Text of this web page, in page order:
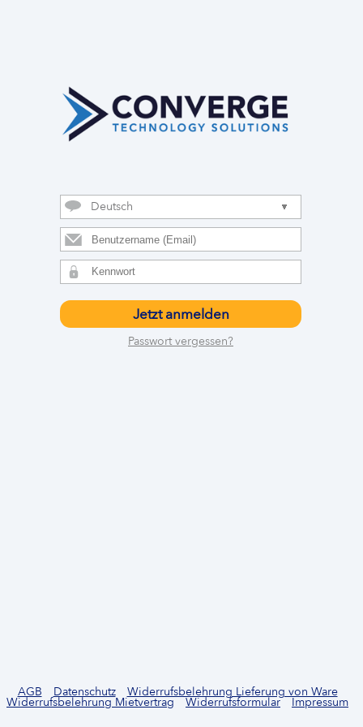
Deutsch
Jetzt anmelden
Passwort vergessen?
AGB Datenschutz Widerrufsbelehrung Lieferung von Ware
Widerrufsbelehrung Mietvertrag Widerrufsformular Impressum